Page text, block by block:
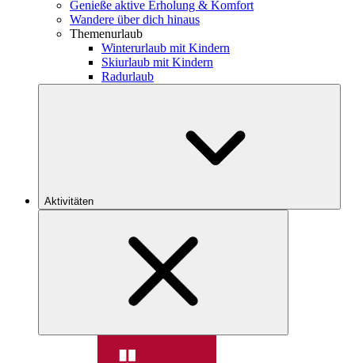
Genieße aktive Erholung & Komfort
Wandere über dich hinaus
Themenurlaub
Winterurlaub mit Kindern
Skiurlaub mit Kindern
Radurlaub
Aktivitäten